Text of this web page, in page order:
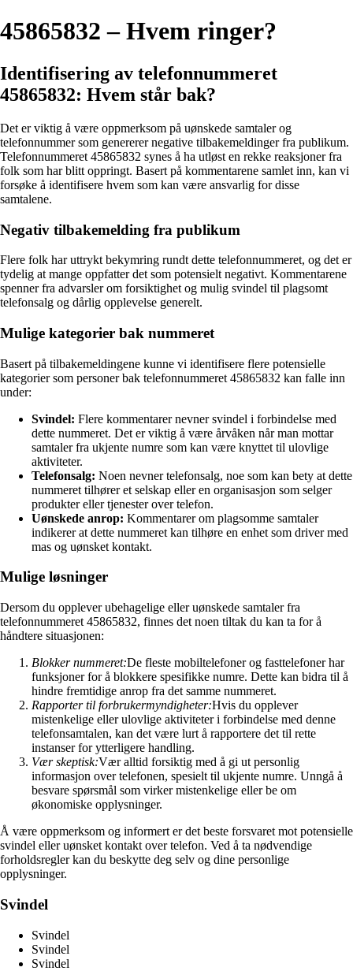
45865832 – Hvem ringer?
Identifisering av telefonnummeret
45865832: Hvem står bak?
Det er viktig å være oppmerksom på uønskede samtaler og
telefonnummer som genererer negative tilbakemeldinger fra publikum.
Telefonnummeret 45865832 synes å ha utløst en rekke reaksjoner fra
folk som har blitt oppringt. Basert på kommentarene samlet inn, kan vi
forsøke å identifisere hvem som kan være ansvarlig for disse
samtalene.
Negativ tilbakemelding fra publikum
Flere folk har uttrykt bekymring rundt dette telefonnummeret, og det er
tydelig at mange oppfatter det som potensielt negativt. Kommentarene
spenner fra advarsler om forsiktighet og mulig svindel til plagsomt
telefonsalg og dårlig opplevelse generelt.
Mulige kategorier bak nummeret
Basert på tilbakemeldingene kunne vi identifisere flere potensielle
kategorier som personer bak telefonnummeret 45865832 kan falle inn
under:
Svindel: Flere kommentarer nevner svindel i forbindelse med
dette nummeret. Det er viktig å være årvåken når man mottar
samtaler fra ukjente numre som kan være knyttet til ulovlige
aktiviteter.
Telefonsalg: Noen nevner telefonsalg, noe som kan bety at dette
nummeret tilhører et selskap eller en organisasjon som selger
produkter eller tjenester over telefon.
Uønskede anrop: Kommentarer om plagsomme samtaler
indikerer at dette nummeret kan tilhøre en enhet som driver med
mas og uønsket kontakt.
Mulige løsninger
Dersom du opplever ubehagelige eller uønskede samtaler fra
telefonnummeret 45865832, finnes det noen tiltak du kan ta for å
håndtere situasjonen:
Blokker nummeret:De fleste mobiltelefoner og fasttelefoner har
funksjoner for å blokkere spesifikke numre. Dette kan bidra til å
hindre fremtidige anrop fra det samme nummeret.
Rapporter til forbrukermyndigheter:Hvis du opplever
mistenkelige eller ulovlige aktiviteter i forbindelse med denne
telefonsamtalen, kan det være lurt å rapportere det til rette
instanser for ytterligere handling.
Vær skeptisk:Vær alltid forsiktig med å gi ut personlig
informasjon over telefonen, spesielt til ukjente numre. Unngå å
besvare spørsmål som virker mistenkelige eller be om
økonomiske opplysninger.
Å være oppmerksom og informert er det beste forsvaret mot potensielle
svindel eller uønsket kontakt over telefon. Ved å ta nødvendige
forholdsregler kan du beskytte deg selv og dine personlige
opplysninger.
Svindel
Svindel
Svindel
Svindel